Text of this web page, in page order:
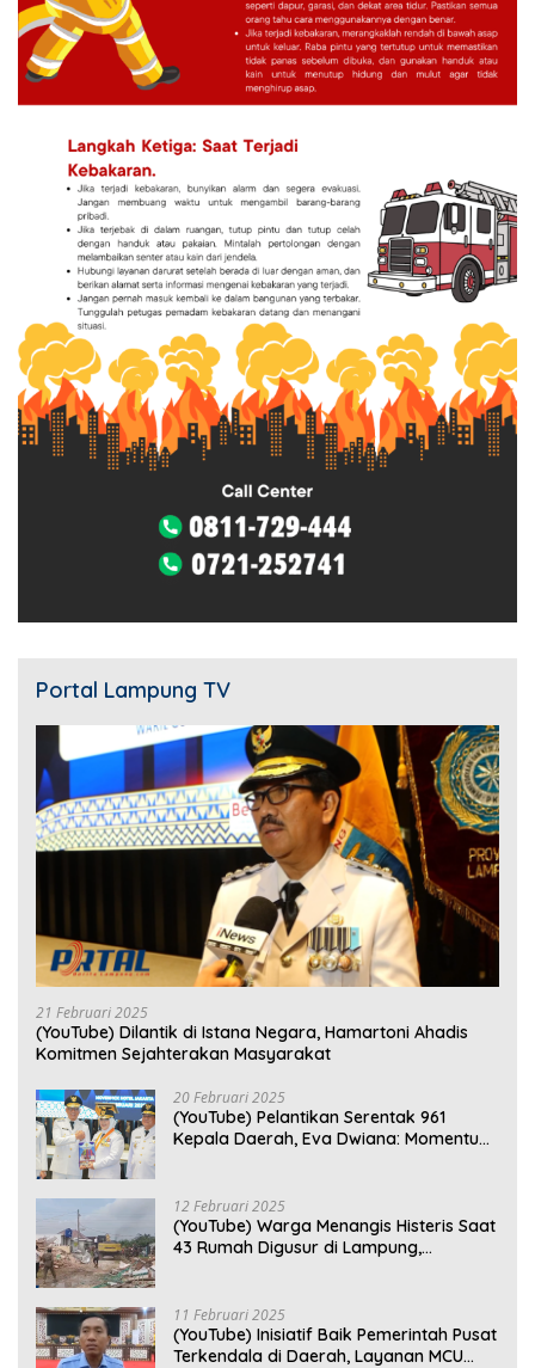
Portal Lampung TV
21 Februari 2025
(YouTube) Dilantik di Istana Negara, Hamartoni Ahadis
Komitmen Sejahterakan Masyarakat
20 Februari 2025
(YouTube) Pelantikan Serentak 961
Kepala Daerah, Eva Dwiana: Momentum
12 Februari 2025
(YouTube) Warga Menangis Histeris Saat
43 Rumah Digusur di Lampung,
11 Februari 2025
(YouTube) Inisiatif Baik Pemerintah Pusat
Terkendala di Daerah, Layanan MCU